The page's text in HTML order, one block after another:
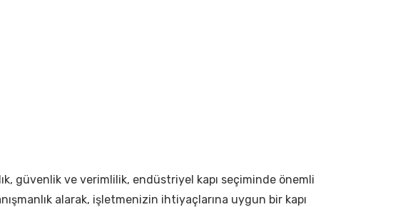
güvenlik ve verimlilik, endüstriyel kapı seçiminde önemli
alarak, işletmenizin ihtiyaçlarına uygun bir kapı